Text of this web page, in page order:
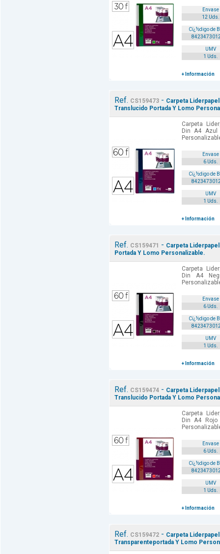
Envase
12 Uds.
Cï¿½digo de
UMV
1 Uds.
+ Información
Ref. CS159473 - Carpeta
Translucido Portada Y Lomo
Carpeta
Din A4 Azul
Envase
6 Uds.
Cï¿½digo de
UMV
1 Uds.
+ Información
Ref. CS159471 - Carpeta
Portada Y Lomo Personalizable.
Carpeta
Din A4
Envase
6 Uds.
Cï¿½digo de
UMV
1 Uds.
+ Información
Ref. CS159474 - Carpeta
Translucido Portada Y Lomo
Carpeta
Din A4 Rojo
Envase
6 Uds.
Cï¿½digo de
UMV
1 Uds.
+ Información
Ref. CS159472 - Carpeta
Transparenteportada Y Lomo